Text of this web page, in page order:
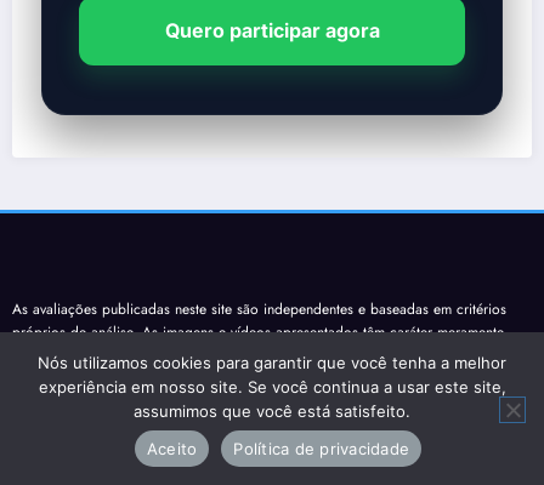
Quero participar agora
As avaliações publicadas neste site são independentes e baseadas em critérios
próprios de análise. As imagens e vídeos apresentados têm caráter meramente
ilustrativo. Este site pode conter links de afiliados, pelos quais poderemos receber
uma comissão caso uma compra seja realizada, sem qualquer custo adicional
para o usuário.
Artigos Recentes
Nós utilizamos cookies para garantir que você tenha a melhor
experiência em nosso site. Se você continua a usar este site,
assumimos que você está satisfeito.
Aceito
Política de privacidade